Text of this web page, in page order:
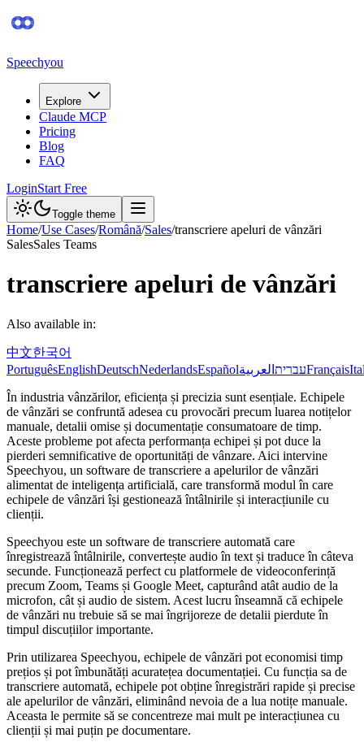
Speechyou
Explore
Claude MCP
Pricing
Blog
FAQ
LoginStart Free
Toggle theme
Home/Use Cases/Română/Sales/transcriere apeluri de vânzări
SalesSales Teams
transcriere apeluri de vânzări
Also available in:
中文한국어
PortuguêsEnglishDeutschNederlandsEspañol עברית العربية Français
În industria vânzărilor, eficiența și precizia sunt esențiale. Echipele
de vânzări se confruntă adesea cu provocări precum luarea notițelor
manuale, detalii omise și documentație consumatoare de timp.
Aceste probleme pot afecta performanța echipei și pot duce la
pierderi semnificative de oportunități de vânzare. Aici intervine
Speechyou, un software de transcriere a apelurilor de vânzări
alimentat de inteligența artificială, care transformă modul în care
echipele de vânzări își gestionează întâlnirile și interacțiunile cu
clienții.
Speechyou este un software de transcriere automată care
înregistrează întâlnirile, convertește audio în text și traduce în câteva
secunde. Funcționează perfect cu platformele de videoconferință
precum Zoom, Teams și Google Meet, capturând atât audio de la
microfon, cât și audio de sistem. Acest lucru înseamnă că echipele
de vânzări nu trebuie să se mai îngrijoreze de detalii pierdute în
timpul discuțiilor importante.
Prin utilizarea Speechyou, echipele de vânzări pot economisi timp
prețios și pot îmbunătăți acuratețea documentației. Cu funcția sa de
transcriere automată, echipele pot obține înregistrări rapide și precise
ale apelurilor de vânzări, eliminând nevoia de a lua notițe manuale.
Aceasta le permite să se concentreze mai mult pe interacțiunea cu
clienții și mai puțin pe documentare.